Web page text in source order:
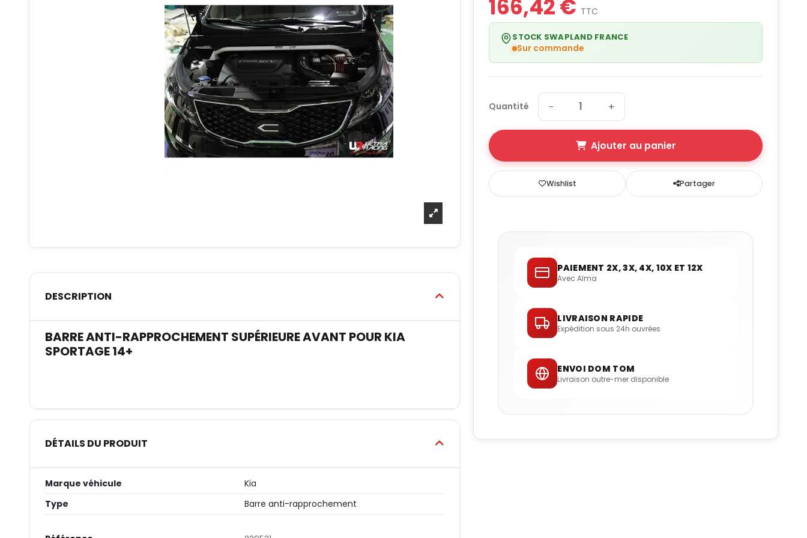
DESCRIPTION
BARRE ANTI-RAPPROCHEMENT SUPÉRIEURE AVANT POUR KIA
SPORTAGE 14+
DÉTAILS DU PRODUIT
Marque véhicule
Kia
Type
Barre anti-rapprochement
166,42 € TTC
STOCK SWAPLAND FRANCE
Sur commande
Quantité − +
Ajouter au panier
Wishlist Partager
PAIEMENT 2X, 3X, 4X, 10X ET 12X
Avec Alma
LIVRAISON RAPIDE
Expédition sous 24h ouvrées
ENVOI DOM TOM
Livraison outre-mer disponible